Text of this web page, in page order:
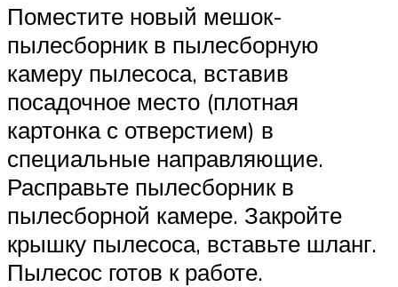
Поместите новый мешок-
пылесборник в пылесборную
камеру пылесоса, вставив
посадочное место (плотная
картонка с отверстием) в
специальные направляющие.
Расправьте пылесборник в
пылесборной камере. Закройте
крышку пылесоса, вставьте шланг.
Пылесос готов к работе.